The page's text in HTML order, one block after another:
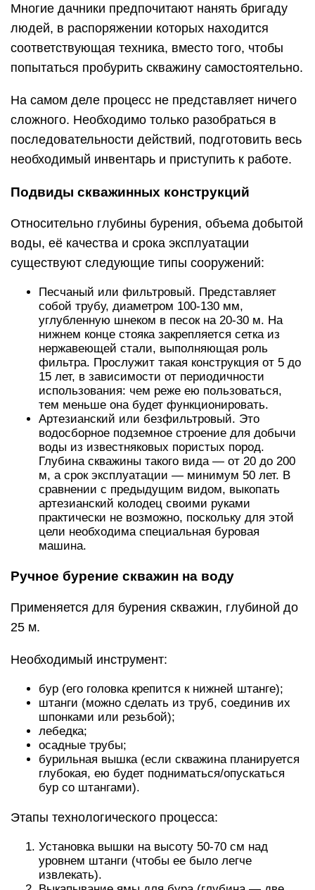
Многие дачники предпочитают нанять бригаду
людей, в распоряжении которых находится
соответствующая техника, вместо того, чтобы
попытаться пробурить скважину самостоятельно.
На самом деле процесс не представляет ничего
сложного. Необходимо только разобраться в
последовательности действий, подготовить весь
необходимый инвентарь и приступить к работе.
Подвиды скважинных конструкций
Относительно глубины бурения, объема добытой
воды, её качества и срока эксплуатации
существуют следующие типы сооружений:
Песчаный или фильтровый. Представляет
собой трубу, диаметром 100-130 мм,
углубленную шнеком в песок на 20-30 м. На
нижнем конце стояка закрепляется сетка из
нержавеющей стали, выполняющая роль
фильтра. Прослужит такая конструкция от 5 до
15 лет, в зависимости от периодичности
использования: чем реже ею пользоваться,
тем меньше она будет функционировать.
Артезианский или безфильтровый. Это
водосборное подземное строение для добычи
воды из известняковых пористых пород.
Глубина скважины такого вида — от 20 до 200
м, а срок эксплуатации — минимум 50 лет. В
сравнении с предыдущим видом, выкопать
артезианский колодец своими руками
практически не возможно, поскольку для этой
цели необходима специальная буровая
машина.
Ручное бурение скважин на воду
Применяется для бурения скважин, глубиной до
25 м.
Необходимый инструмент:
бур (его головка крепится к нижней штанге);
штанги (можно сделать из труб, соединив их
шпонками или резьбой);
лебедка;
осадные трубы;
бурильная вышка (если скважина планируется
глубокая, ею будет подниматься/опускаться
бур со штангами).
Этапы технологического процесса:
Установка вышки на высоту 50-70 см над
уровнем штанги (чтобы ее было легче
извлекать).